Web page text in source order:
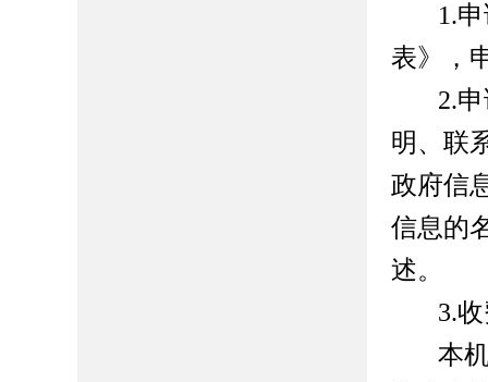
1.
表》，
2.
明、联
政府信
信息的
述。
3.
本